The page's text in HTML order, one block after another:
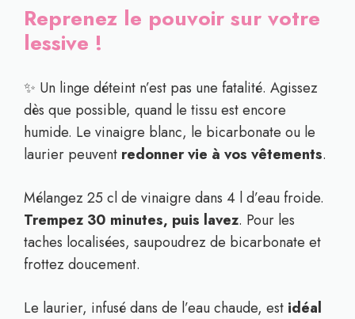
Reprenez le pouvoir sur votre
lessive !
✨ Un linge déteint n’est pas une fatalité. Agissez
dès que possible, quand le tissu est encore
humide. Le vinaigre blanc, le bicarbonate ou le
laurier peuvent redonner vie à vos vêtements.
Mélangez 25 cl de vinaigre dans 4 l d’eau froide.
Trempez 30 minutes, puis lavez. Pour les
taches localisées, saupoudrez de bicarbonate et
frottez doucement.
Le laurier, infusé dans de l’eau chaude, est idéal